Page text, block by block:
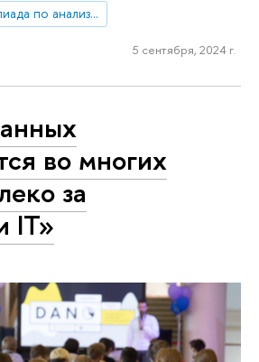
Национальная олимпиада по анализу данных «DANO»
5 сентября, 2024 г.
во многих
за
IT»